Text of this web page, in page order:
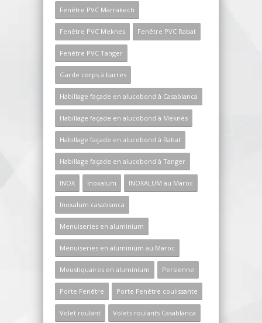
Fenêtre PVC Marrakech
Fenêtre PVC Meknes Fenêtre PVC Rabat
Fenêtre PVC Tanger
Garde corps à barres
Habillage façade en alucobond à Casablanca
Habillage façade en alucobond à Meknès
Habillage façade en alucobond à Rabat
Habillage façade en alucobond à Tanger
INOX Inoxalum INOXALUM au Maroc
Inoxalum casablanca
Menuiseries en aluminium
Menuiseries en aluminium au Maroc
Moustiquaires en aluminium Persienne
Porte Fenêtre Porte Fenêtre coulissante
Volet roulant Volets roulants Casablanca